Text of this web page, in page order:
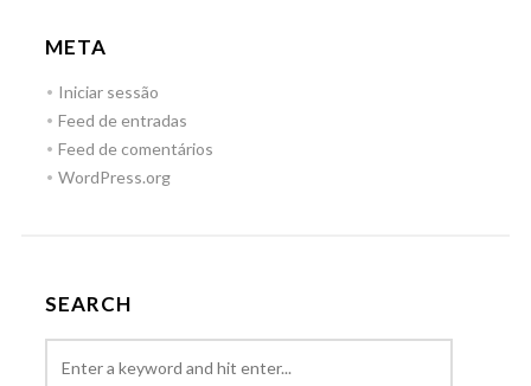
META
Iniciar sessão
Feed de entradas
Feed de comentários
WordPress.org
SEARCH